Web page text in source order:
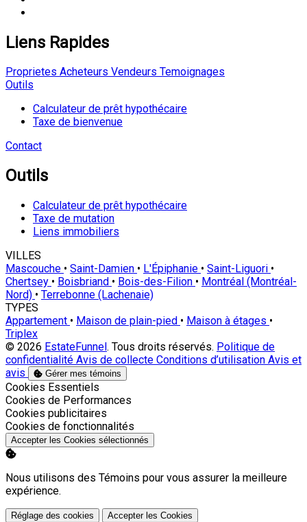
Liens Rapides
Proprietes Acheteurs Vendeurs Temoignages
Outils
Calculateur de prêt hypothécaire
Taxe de bienvenue
Contact
Outils
Calculateur de prêt hypothécaire
Taxe de mutation
Liens immobiliers
VILLES
Mascouche • Saint-Damien • L'Épiphanie • Saint-Liguori •
Chertsey • Boisbriand • Bois-des-Filion • Montréal (Montréal-
Nord) • Terrebonne (Lachenaie)
TYPES
Appartement • Maison de plain-pied • Maison à étages •
Triplex
© 2026 EstateFunnel . Tous droits réservés. Politique de
confidentialité Avis de collecte Conditions d’utilisation Avis et
avis
Gérer mes témoins
Activer
Cookies Essentiels
Activer
Cookies de Performances
Activer
Cookies publicitaires
Activer
Cookies de fonctionnalités
Accepter les Cookies sélectionnés
Nous utilisons des Témoins pour vous assurer la meilleure
expérience.
Réglage des cookies Accepter les Cookies